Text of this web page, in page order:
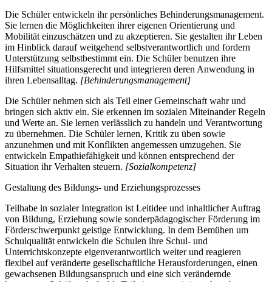
Die Schüler entwickeln ihr persönliches Behinderungsmanagement.
Sie lernen die Möglichkeiten ihrer eigenen Orientierung und
Mobilität einzuschätzen und zu akzeptieren. Sie gestalten ihr Leben
im Hinblick darauf weitgehend selbstverantwortlich und fordern
Unterstützung selbstbestimmt ein. Die Schüler benutzen ihre
Hilfsmittel situationsgerecht und integrieren deren Anwendung in
ihren Lebensalltag. [Behinderungsmanagement]
Die Schüler nehmen sich als Teil einer Gemeinschaft wahr und
bringen sich aktiv ein. Sie erkennen im sozialen Miteinander Regeln
und Werte an. Sie lernen verlässlich zu handeln und Verantwortung
zu übernehmen. Die Schüler lernen, Kritik zu üben sowie
anzunehmen und mit Konflikten angemessen umzugehen. Sie
entwickeln Empathiefähigkeit und können entsprechend der
Situation ihr Verhalten steuern. [Sozialkompetenz]
Gestaltung des Bildungs- und Erziehungsprozesses
Teilhabe in sozialer Integration ist Leitidee und inhaltlicher Auftrag
von Bildung, Erziehung sowie sonderpädagogischer Förderung im
Förderschwerpunkt geistige Entwicklung. In dem Bemühen um
Schulqualität entwickeln die Schulen ihre Schul- und
Unterrichtskonzepte eigenverantwortlich weiter und reagieren
flexibel auf veränderte gesellschaftliche Herausforderungen, einen
gewachsenen Bildungsanspruch und eine sich verändernde